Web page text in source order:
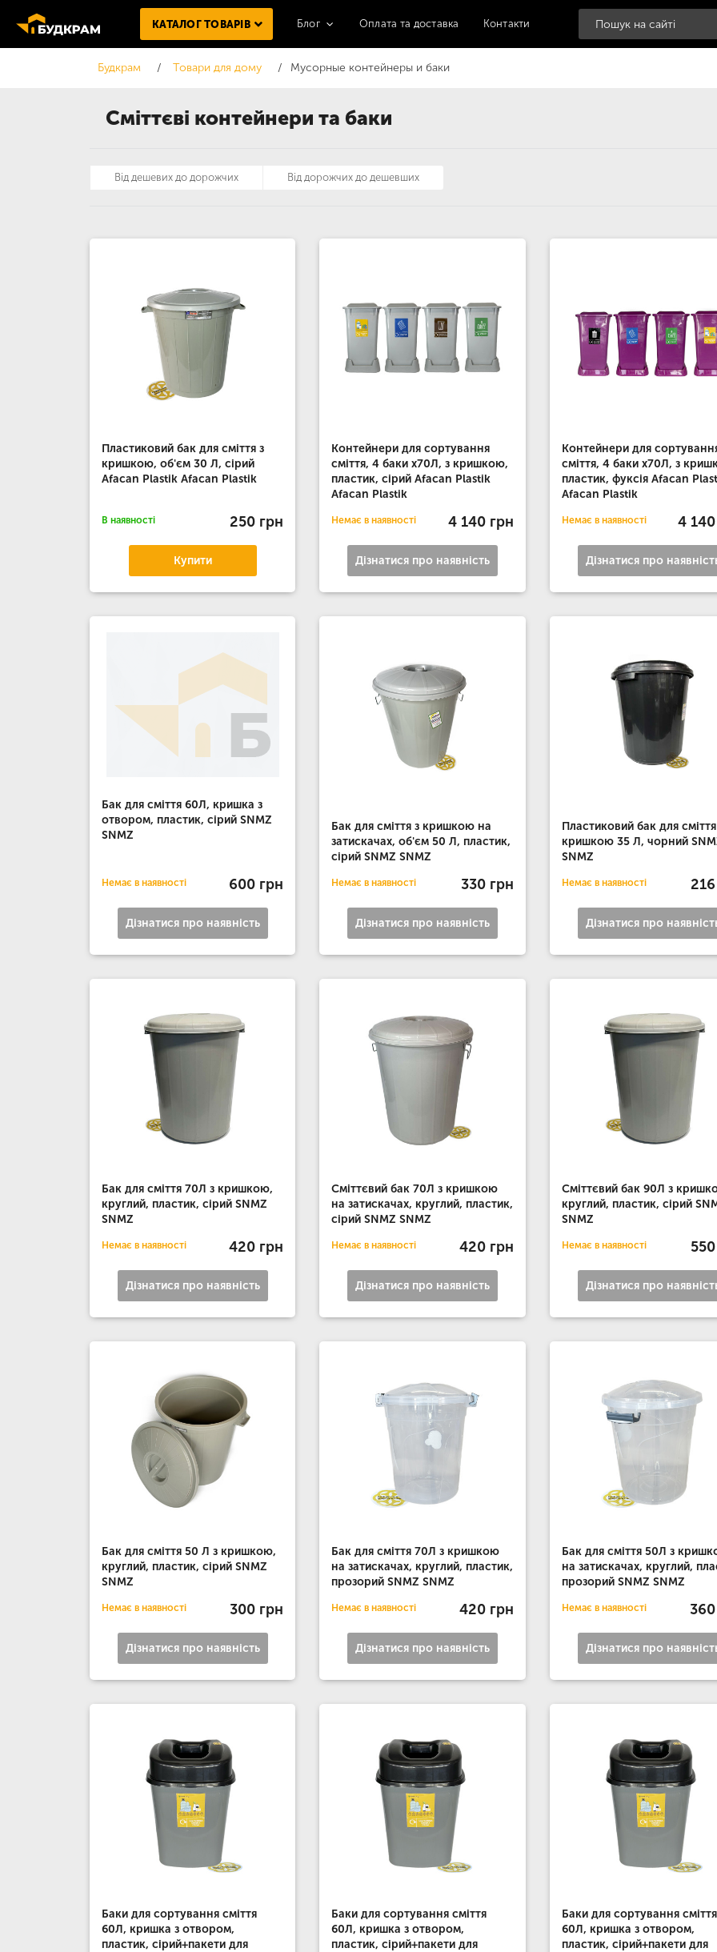
Сміттєві контейнери та баки
КАТАЛОГ ТОВАРІВ Блог Оплата та доставка Контакти
Будкрам Товари для дому Мусорные контейнеры и баки
Пластиковий бак для сміття з
кришкою, об'єм 30 Л, сірий
Afacan Plastik Afacan Plastik
В наявності 250 грн
Купити
Контейнери для сортування
сміття, 4 баки х70Л, з кришкою,
пластик, сірий Afacan Plastik
Afacan Plastik
Немає в наявності 4 140 грн
Дізнатися про наявність
Контейнери для
сміття, 4 баки х70Л, з
пластик, фуксія Afacan
Afacan Plastik
Немає в наявності 4
Дізнатися про
Бак для сміття 60Л, кришка з
отвором, пластик, сірий SNMZ
SNMZ
Немає в наявності 600 грн
Дізнатися про наявність
Бак для сміття з кришкою на
затискачах, об'єм 50 Л, пластик,
сірий SNMZ SNMZ
Немає в наявності 330 грн
Дізнатися про наявність
Пластиковий бак для
кришкою 35 Л, чорний
SNMZ
Немає в наявності
Дізнатися про
Бак для сміття 70Л з кришкою,
круглий, пластик, сірий SNMZ
SNMZ
Немає в наявності 420 грн
Дізнатися про наявність
Сміттєвий бак 70Л з кришкою
на затискачах, круглий, пластик,
сірий SNMZ SNMZ
Немає в наявності 420 грн
Дізнатися про наявність
Сміттєвий бак 90Л з
круглий, пластик, сірий
SNMZ
Немає в наявності
Дізнатися про
Бак для сміття 50 Л з кришкою,
круглий, пластик, сірий SNMZ
SNMZ
Немає в наявності 300 грн
Дізнатися про наявність
Бак для сміття 70Л з кришкою
на затискачах, круглий, пластик,
прозорий SNMZ SNMZ
Немає в наявності 420 грн
Дізнатися про наявність
Бак для сміття 50Л з
на затискачах, круглий,
прозорий SNMZ SNMZ
Немає в наявності
Дізнатися про
Баки для сортування сміття
60Л, кришка з отвором,
пластик, сірий+пакети для
Баки для сортування сміття
60Л, кришка з отвором,
пластик, сірий+пакети для
Баки для сортування сміття
60Л, кришка з отвором,
пластик, сірий+пакети для
Від дешевих до дорожчих Від дорожчих до дешевших